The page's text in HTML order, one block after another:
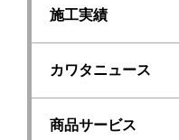
施工実績
カワタニュース
商品サービス